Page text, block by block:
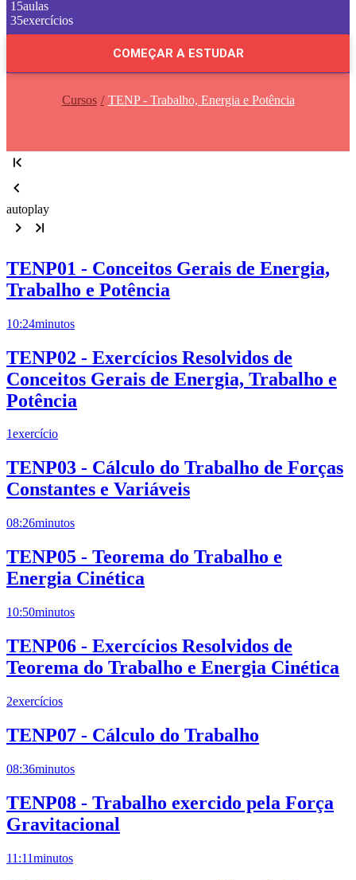
15aulas
35exercícios
COMEÇAR A ESTUDAR
Cursos TENP - Trabalho, Energia e Potência
autoplay
TENP01 - Conceitos Gerais de Energia,
Trabalho e Potência
10:24minutos
TENP02 - Exercícios Resolvidos de
Conceitos Gerais de Energia, Trabalho e
Potência
1exercício
TENP03 - Cálculo do Trabalho de Forças
Constantes e Variáveis
08:26minutos
TENP05 - Teorema do Trabalho e
Energia Cinética
10:50minutos
TENP06 - Exercícios Resolvidos de
Teorema do Trabalho e Energia Cinética
2exercícios
TENP07 - Cálculo do Trabalho
08:36minutos
TENP08 - Trabalho exercido pela Força
Gravitacional
11:11minutos